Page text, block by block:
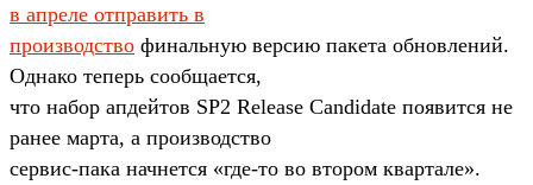
в апреле отправить в
производство финальную версию пакета обновлений.
Однако теперь сообщается,
что набор апдейтов SP2 Release Candidate появится не
ранее марта, а производство
сервис-пака начнется «где-то во втором квартале».